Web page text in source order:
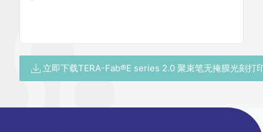
立即下载TERA-Fab®E series 2.0 聚束笔无掩膜光刻打